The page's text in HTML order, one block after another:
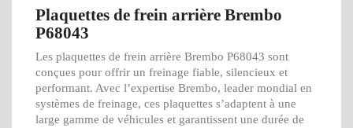
Plaquettes de frein arrière Brembo
P68043
Les plaquettes de frein arrière Brembo P68043 sont
conçues pour offrir un freinage fiable, silencieux et
performant. Avec l’expertise Brembo, leader mondial en
systèmes de freinage, ces plaquettes s’adaptent à une
large gamme de véhicules et garantissent une durée de